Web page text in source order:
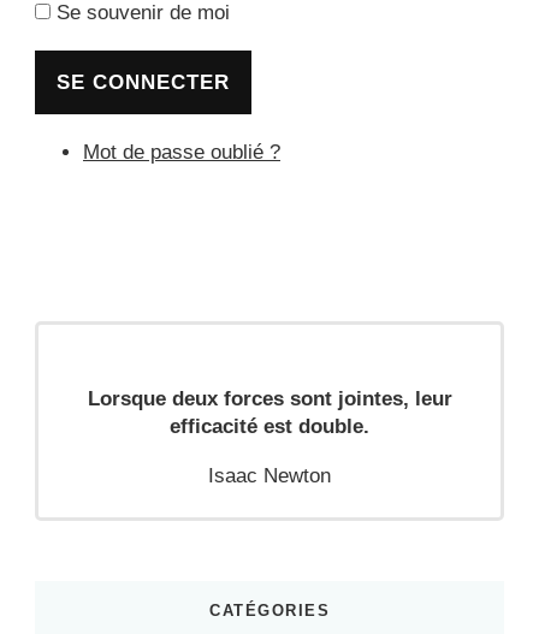
Se souvenir de moi
SE CONNECTER
Mot de passe oublié ?
Lorsque deux forces sont jointes, leur
efficacité est double.
Isaac Newton
CATÉGORIES